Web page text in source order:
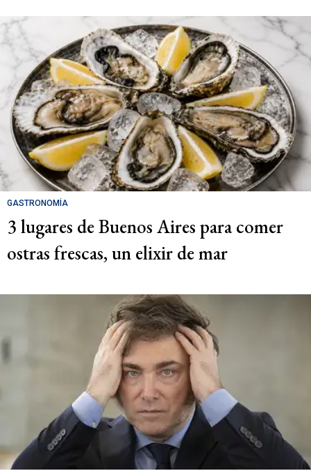
GASTRONOMÍA
3 lugares de Buenos Aires para comer
ostras frescas, un elixir de mar